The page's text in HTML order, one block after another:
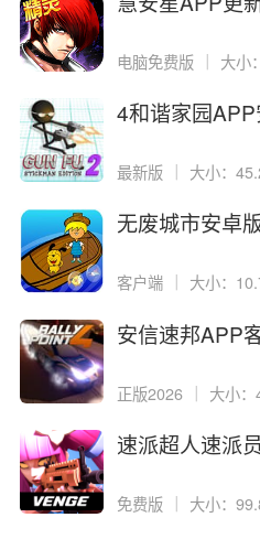
电脑免费版 ｜ 大小
4和谐家园
最新版 大小：
无废城市安卓
客户端 大小：
安信速邦APP
正版2026 ｜ 大小
速派超人速派
免费版 大小：